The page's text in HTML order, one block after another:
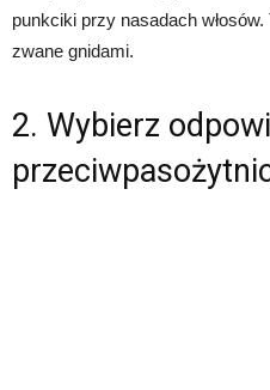
punkciki przy nasadach
zwane gnidami.
2. Wybierz